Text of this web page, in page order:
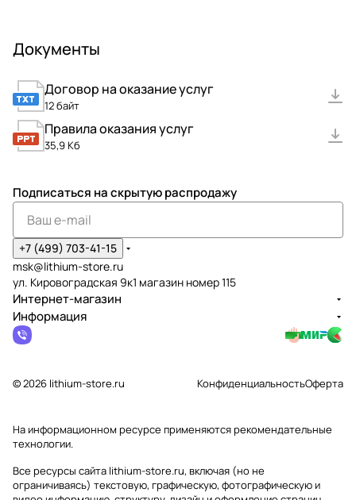
Документы
Договор на оказание услуг
12 байт
Правила оказания услуг
35,9 Кб
Подписаться на скрытую распродажу
+7 (499) 703-41-15
msk@lithium-store.ru
ул. Кировоградская 9к1 магазин номер 115
Интернет-магазин
Информация
© 2026 lithium-store.ru КонфиденциальностьОферта
На информационном ресурсе применяютсярекомендательные
технологии.
Все ресурсы сайта lithium-store.ru, включая (но не
ограничиваясь) текстовую, графическую, фотографическую и